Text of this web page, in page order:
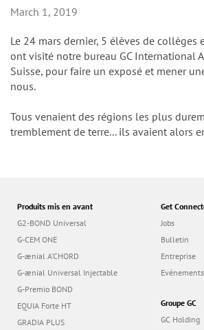
March 1, 2019
Le 24 mars dernier, 5 élèves de collèges
ont visité notre bureau GC International
Suisse, pour faire un exposé et mener
nous.
Tous venaient des régions les plus
tremblement de terre... ils avaient alors
Produits mis en avant
G2-BOND Universal
G-CEM ONE
G-ænial A’CHORD
G-ænial Universal Injectable
G-Premio BOND
EQUIA Forte HT
GRADIA PLUS
Get
Jobs
Bulletin
Entreprise
Groupe GC
GC Holding